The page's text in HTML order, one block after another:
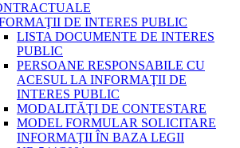
DE INTERES PUBLIC
LISTA DOCUMENTE DE INTERES
PUBLIC
PERSOANE RESPONSABILE CU
ACESUL LA INFORMAŢII DE
INTERES PUBLIC
MODALITĂŢI DE CONTESTARE
MODEL FORMULAR SOLICITARE
INFORMAŢII ÎN BAZA LEGII